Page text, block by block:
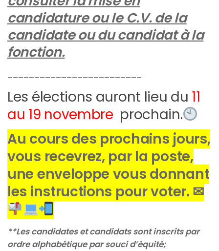
candidature ou le C.V. de la
candidate ou du candidat à la
fonction.
Les élections auront lieu du 11
au 19 novembre prochain.
Au cours des prochains jours,
vous recevrez, par la poste,
une enveloppe vous donnant
les instructions pour voter. ✉
**Les candidates et candidats sont inscrits par
ordre alphabétique par souci d’équité;